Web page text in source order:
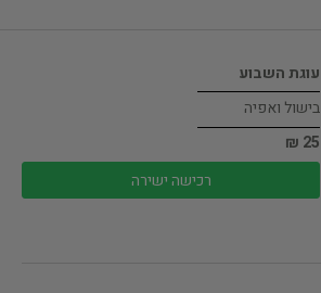
עוגת השבוע
בישול ואפיה
25 ₪
רכישה ישירה